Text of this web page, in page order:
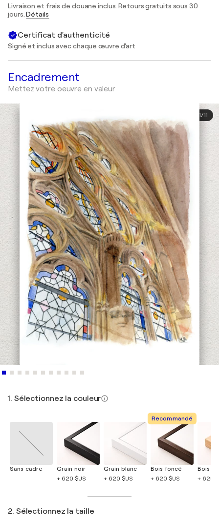
Livraison et frais de douane inclus. Retours gratuits sous 30
jours.Détails
Certificat d'authenticité
Signé et inclus avec chaque œuvre d'art
Encadrement
Mettez votre oeuvre en valeur
1/11
1. Sélectionnez la couleur
Sans cadre
Grain noir
+ 620 $US
Grain blanc
+ 620 $US
Recommandé
Bois foncé
+ 620 $US
Bois
+ 620
2. Sélectionnez la taille